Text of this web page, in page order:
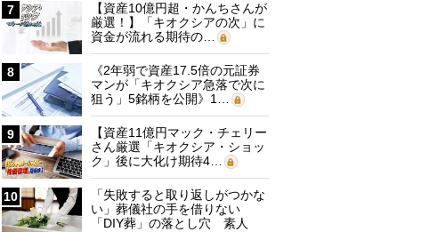
7
【資産10億円超・かんちさんが
厳選！】「キオクシアの次」に
資金が流れる期待の…
8
《2年弱で資産17.5倍の元証券
マンが「キオクシア急落で次に
狙う」5銘柄を公開》1…
9
【資産11億円マック・チェリー
さん厳選「キオクシア・ショッ
ク」後に大化け期待4…
10
「失敗すると取り返しがつかな
い」葬儀社の手を借りない
「DIY葬」の落とし穴 素人